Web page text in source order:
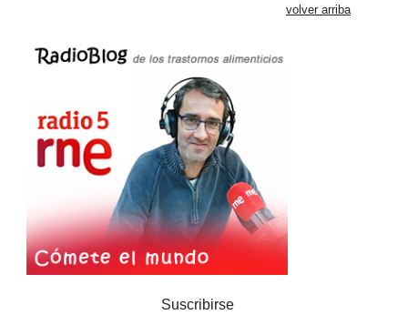
volver arriba
Suscribirse